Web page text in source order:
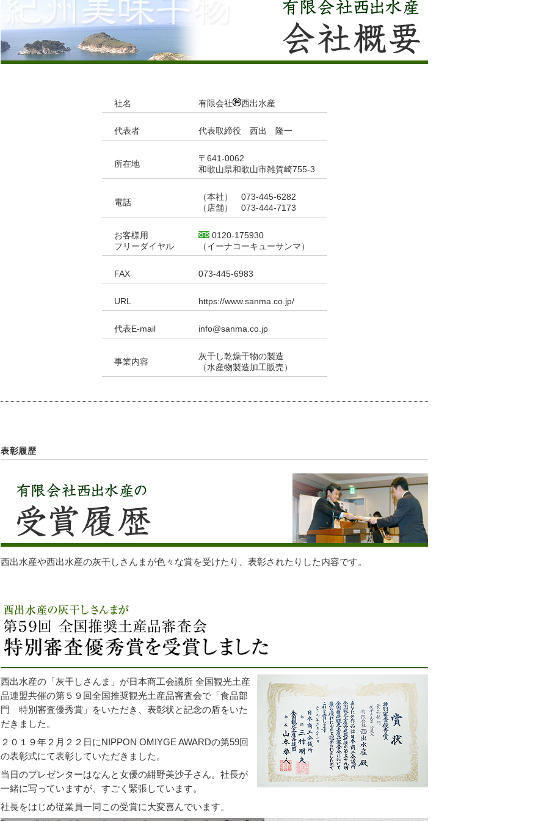
社名 有限会社 西出水産
代表者 代表取締役 西出 隆一
所在地
〒641‐0062
和歌山県和歌山市雑賀崎755-3
電話
（本社） 073‐445‐6282
（店舗） 073‐444‐7173
お客様用
フリーダイヤル
0120-175930
（イーナコーキューサンマ）
FAX 073‐445‐6983
URL https://www.sanma.co.jp/
代表E-mail info@sanma.co.jp
事業内容
灰干し乾燥干物の製造
（水産物製造加工販売）
表彰履歴
西出水産や西出水産の灰干しさんまが色々な賞を受けたり、表彰されたりした内容です。
西出水産の「灰干しさんま」が日本商工会議所 全国観光土産
品連盟共催の第５９回全国推奨観光土産品審査会で「食品部
門 特別審査優秀賞」をいただき、表彰状と記念の盾をいた
だきました。
２０１９年２月２２日にNIPPON OMIYGE AWARDの第59回
の表彰式にて表彰していただきました。
当日のプレゼンターはなんと女優の紺野美沙子さん。社長が
一緒に写っていますが、すごく緊張しています。
社長をはじめ従業員一同この受賞に大変喜んでいます。